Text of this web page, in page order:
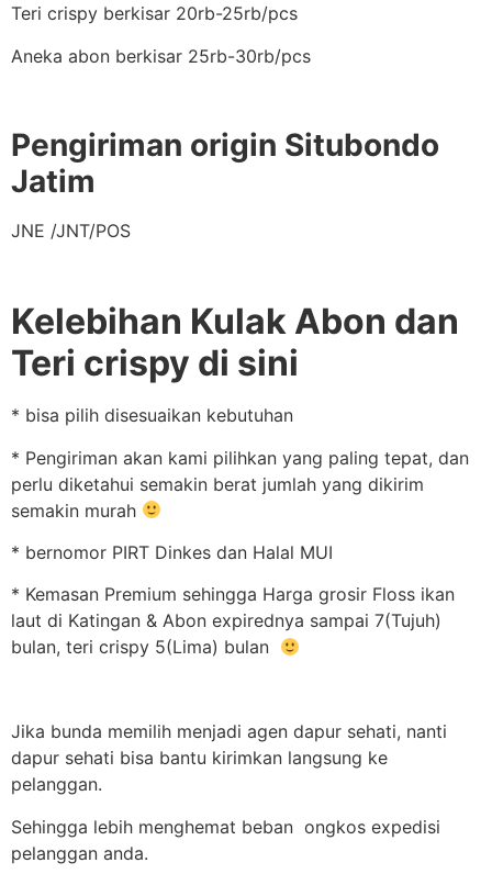
Teri crispy berkisar 20rb-25rb/pcs
Aneka abon berkisar 25rb-30rb/pcs
Pengiriman origin Situbondo
Jatim
JNE /JNT/POS
Kelebihan Kulak Abon dan
Teri crispy di sini
* bisa pilih disesuaikan kebutuhan
* Pengiriman akan kami pilihkan yang paling tepat, dan
perlu diketahui semakin berat jumlah yang dikirim
semakin murah
* bernomor PIRT Dinkes dan Halal MUI
* Kemasan Premium sehingga Harga grosir Floss ikan
laut di Katingan & Abon expirednya sampai 7(Tujuh)
bulan, teri crispy 5(Lima) bulan
Jika bunda memilih menjadi agen dapur sehati, nanti
dapur sehati bisa bantu kirimkan langsung ke
pelanggan.
Sehingga lebih menghemat beban ongkos expedisi
pelanggan anda.